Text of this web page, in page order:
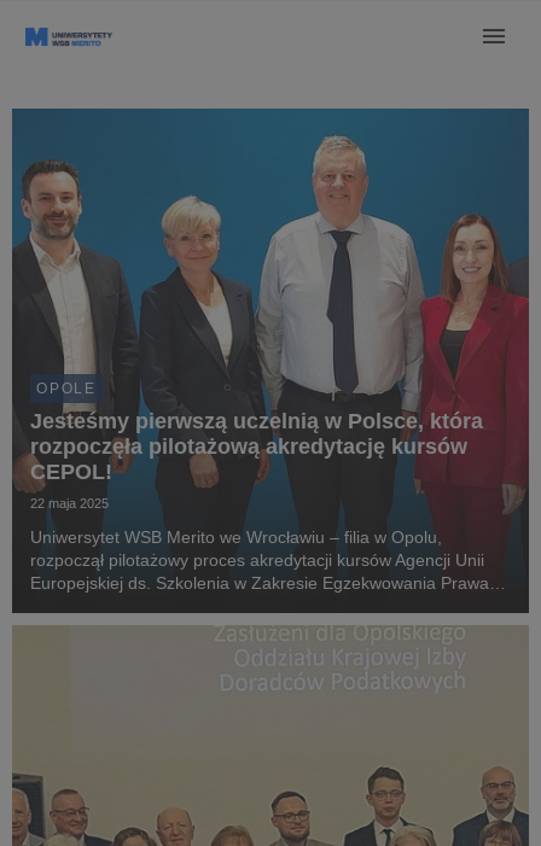
OPOLE
Jesteśmy pierwszą uczelnią w Polsce, która
rozpoczęła pilotażową akredytację kursów
CEPOL!
22 maja 2025
Uniwersytet WSB Merito we Wrocławiu – filia w Opolu,
rozpoczął pilotażowy proces akredytacji kursów Agencji Unii
Europejskiej ds. Szkolenia w Zakresie Egzekwowania Prawa